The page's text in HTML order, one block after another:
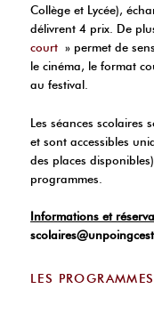
Collège et Lycée),
délivrent 4 prix. De
court » permet de
le cinéma, le format
au festival.
Les séances scolaires
et sont accessibles
des places
programmes.
Informations et
LES